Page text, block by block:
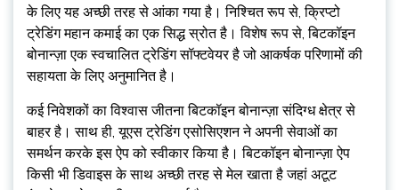
के लिए यह अच्छी तरह से आंका गया है। निश्चित रूप से, क्रिप्टो
ट्रेडिंग महान कमाई का एक सिद्ध स्रोत है। विशेष रूप से, बिटकॉइन
बोनान्ज़ा एक स्वचालित ट्रेडिंग सॉफ्टवेयर है जो आकर्षक परिणामों की
सहायता के लिए अनुमानित है।
कई निवेशकों का विश्वास जीतना बिटकॉइन बोनान्ज़ा संदिग्ध क्षेत्र से
बाहर है। साथ ही, यूएस ट्रेडिंग एसोसिएशन ने अपनी सेवाओं का
समर्थन करके इस ऐप को स्वीकार किया है। बिटकॉइन बोनान्ज़ा ऐप
किसी भी डिवाइस के साथ अच्छी तरह से मेल खाता है जहां अटूट